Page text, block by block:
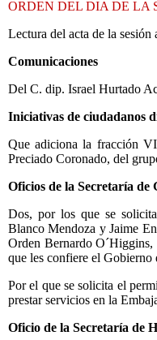
ORDEN DEL DIA DE LA
Lectura del acta de la sesión
Comunicaciones
Del C. dip. Israel Hurtado
Iniciativas de ciudadanos
Que adiciona la fracción
Preciado Coronado, del
Oficios de la Secretaría de
Dos, por los que se
Blanco Mendoza y Jaime
Orden Bernardo
que les confiere el Gobierno
Por el que se solicita el
prestar servicios en la
Oficio de la Secretaría de